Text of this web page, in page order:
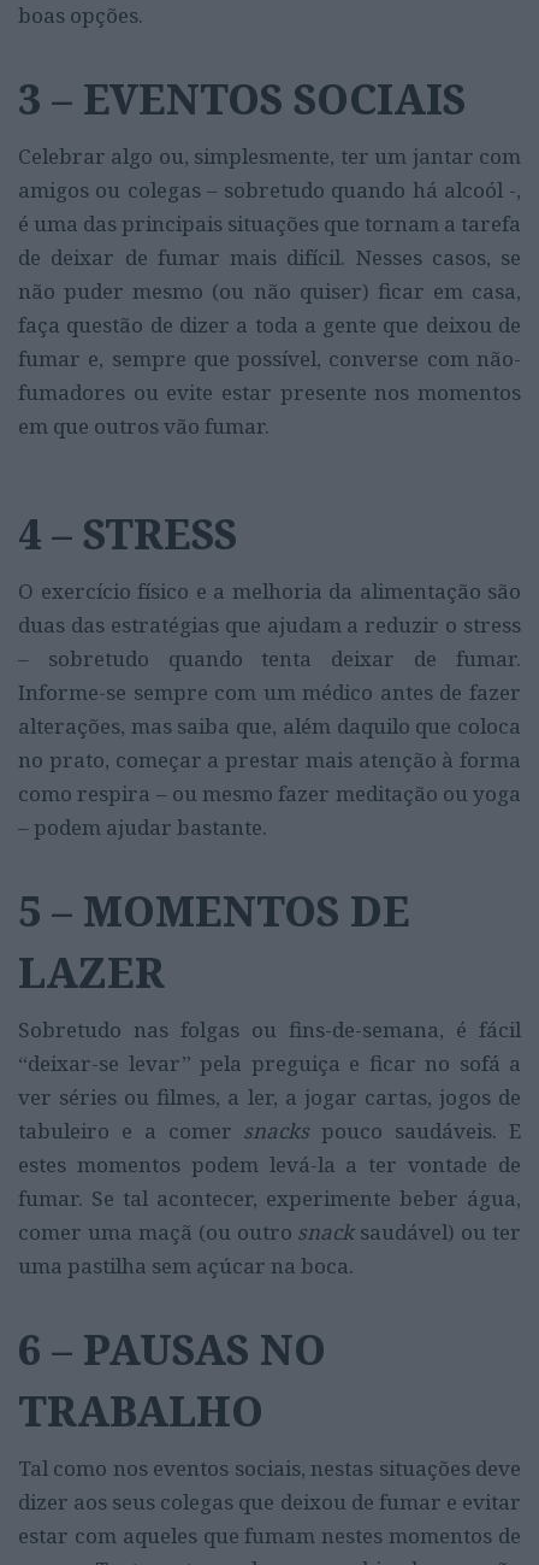
boas opções.
3 – EVENTOS SOCIAIS
Celebrar algo ou, simplesmente, ter um jantar com
amigos ou colegas – sobretudo quando há alcoól -,
é uma das principais situações que tornam a tarefa
de deixar de fumar mais difícil. Nesses casos, se
não puder mesmo (ou não quiser) ficar em casa,
faça questão de dizer a toda a gente que deixou de
fumar e, sempre que possível, converse com não-
fumadores ou evite estar presente nos momentos
em que outros vão fumar.
4 – STRESS
O exercício físico e a melhoria da alimentação são
duas das estratégias que ajudam a reduzir o stress
– sobretudo quando tenta deixar de fumar.
Informe-se sempre com um médico antes de fazer
alterações, mas saiba que, além daquilo que coloca
no prato, começar a prestar mais atenção à forma
como respira – ou mesmo fazer meditação ou yoga
– podem ajudar bastante.
5 – MOMENTOS DE
LAZER
Sobretudo nas folgas ou fins-de-semana, é fácil
“deixar-se levar” pela preguiça e ficar no sofá a
ver séries ou filmes, a ler, a jogar cartas, jogos de
tabuleiro e a comer snackspouco saudáveis. E
estes momentos podem levá-la a ter vontade de
fumar. Se tal acontecer, experimente beber água,
comer uma maçã (ou outro snack saudável) ou ter
uma pastilha sem açúcar na boca.
6 – PAUSAS NO
TRABALHO
Tal como nos eventos sociais, nestas situações deve
dizer aos seus colegas que deixou de fumar e evitar
estar com aqueles que fumam nestes momentos de